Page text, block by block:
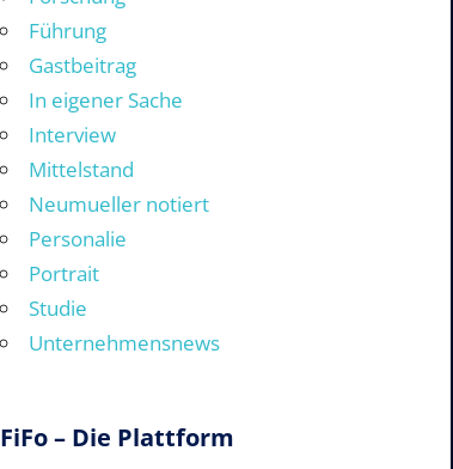
Führung
Gastbeitrag
In eigener Sache
Interview
Mittelstand
Neumueller notiert
Personalie
Portrait
Studie
Unternehmensnews
FiFo – Die Plattform